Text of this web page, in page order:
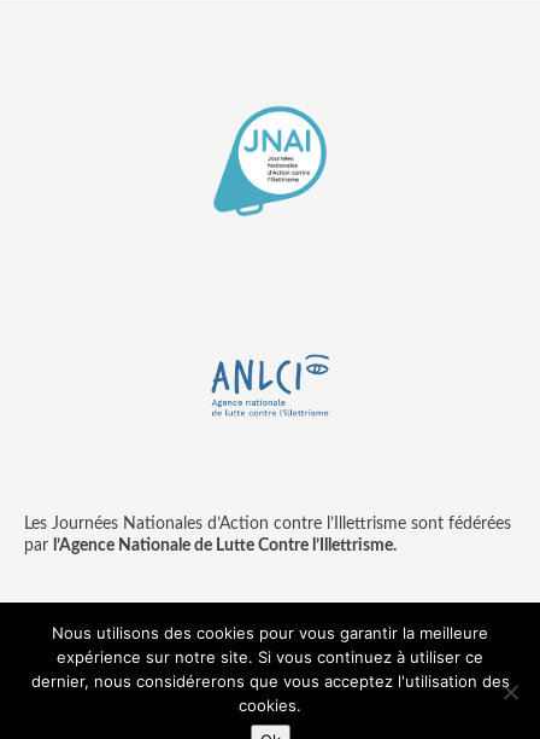
Les Journées Nationales d’Action contre l’Illettrisme sont fédérées
par l’Agence Nationale de Lutte Contre l’Illettrisme.
Contact
Mentions légales
© copyright ANLCI 2018
Nous utilisons des cookies pour vous garantir la meilleure
expérience sur notre site. Si vous continuez à utiliser ce
dernier, nous considérerons que vous acceptez l'utilisation des
cookies.